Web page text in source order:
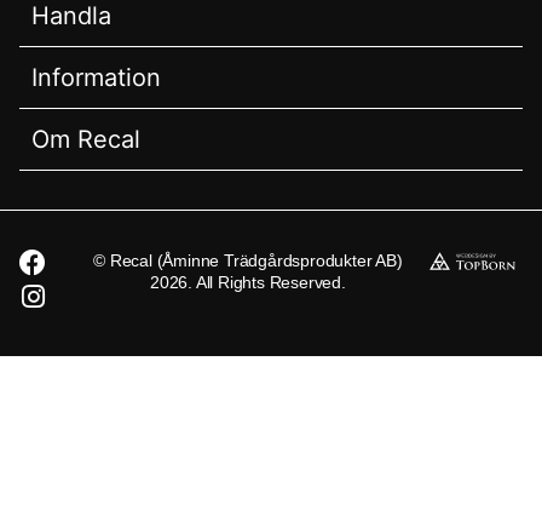
Handla
Information
Om Recal
© Recal (Åminne Trädgårdsprodukter AB)
2026. All Rights Reserved.